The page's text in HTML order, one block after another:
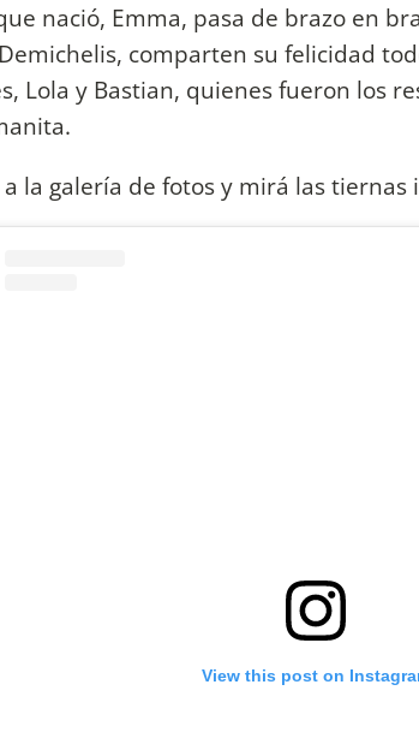
nació, Emma, pasa de brazo en
comparten su felicidad
Lola y Bastian, quienes fueron los
la galería de fotos y mirá las tiernas
View this post on